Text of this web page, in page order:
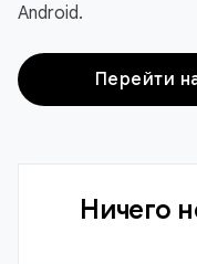
Android.
Перейти
Ничего